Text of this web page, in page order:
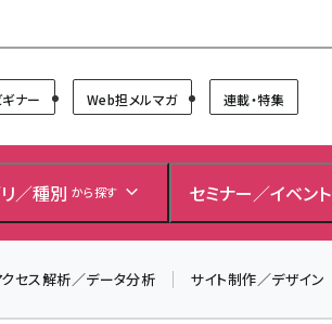
ナー Web担メルマガ 連載・特集
／種別 から探す セミナー／イベント
クセス解析／データ分析 サイト制作／デザイン
日開催、申し込み受付中！ ／
催！
みはこちらから▼